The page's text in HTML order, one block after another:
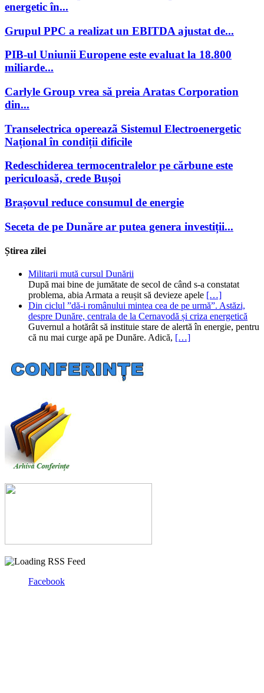
energetic în...
Grupul PPC a realizat un EBITDA ajustat de...
PIB-ul Uniunii Europene este evaluat la 18.800
miliarde...
Carlyle Group vrea să preia Aratas Corporation
din...
Transelectrica opereazã Sistemul Electroenergetic
Național în condiții dificile
Redeschiderea termocentralelor pe cărbune este
periculoasă, crede Bușoi
Brașovul reduce consumul de energie
Seceta de pe Dunăre ar putea genera investiții...
Știrea zilei
Militarii mută cursul Dunării
După mai bine de jumătate de secol de când s-a constatat
problema, abia Armata a reușit să devieze apele […]
Din ciclul ”dă-i românului mintea cea de pe urmă”. Astăzi,
despre Dunăre, centrala de la Cernavodă și criza energetică
Guvernul a hotărât să instituie stare de alertă în energie, pentru
că nu mai curge apă pe Dunăre. Adică, […]
Facebook